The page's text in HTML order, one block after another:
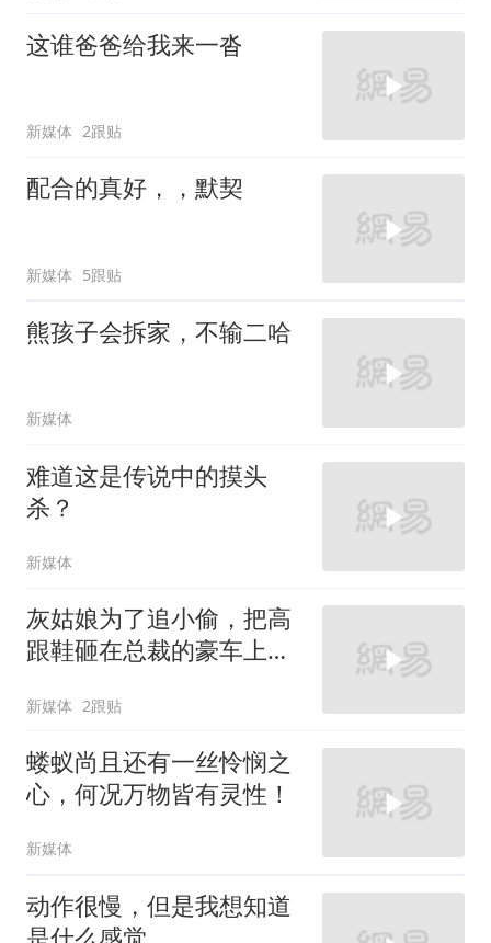
这谁爸爸给我来一沓
新媒体 2跟贴
配合的真好，，默契
新媒体 5跟贴
熊孩子会拆家，不输二哈
新媒体
难道这是传说中的摸头
杀？
新媒体
灰姑娘为了追小偷，把高
跟鞋砸在总裁的豪车上，
新媒体 2跟贴
蝼蚁尚且还有一丝怜悯之
心，何况万物皆有灵性！
新媒体
动作很慢，但是我想知道